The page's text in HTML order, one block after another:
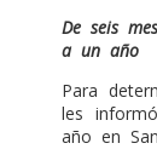
De seis
a un año
Para
les
año en